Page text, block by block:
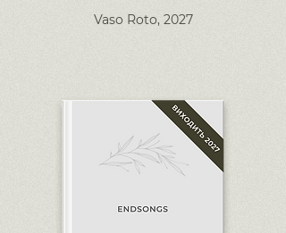
Vaso Roto, 2027